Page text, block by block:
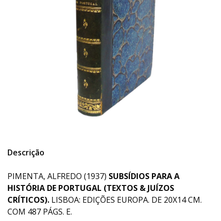
Descrição
PIMENTA, ALFREDO (1937) SUBSÍDIOS PARA A
HISTÓRIA DE PORTUGAL (TEXTOS & JUÍZOS
CRÍTICOS). LISBOA: EDIÇÕES EUROPA. DE 20X14 CM.
COM 487 PÁGS. E.